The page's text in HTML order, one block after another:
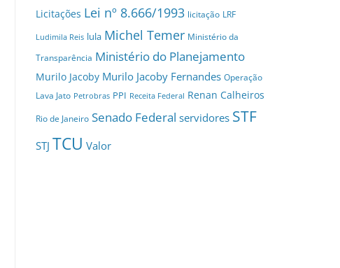
Licitações Lei nº 8.666/1993 licitação LRF
Ludimila Reis lula Michel Temer Ministério da
Transparência Ministério do Planejamento
Murilo Jacoby Murilo Jacoby Fernandes Operação
Lava Jato Petrobras PPI Receita Federal Renan Calheiros
Rio de Janeiro Senado Federal servidores STF
STJ TCU Valor